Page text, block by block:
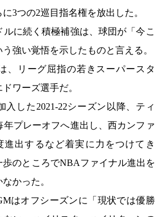
3つの2巡目指名権を放出した。
ルに続く積極補強は、球団が「今こ
強い覚悟を示したものと言える。
、リーグ屈指の若きスーパースタ
ワーズ選手だ。
入した2021-22シーズン以降、ティ
年プレーオフへ進出し、西カンファ
進出するなど着実に力をつけてき
歩のところでNBAファイナル進出を
かった。
はオフシーズンに「現状では優勝